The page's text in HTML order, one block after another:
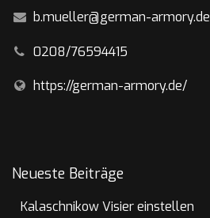
b.mueller@german-armory.de
0208/76594415
https://german-armory.de/
Neueste Beiträge
Kalaschnikow Visier einstellen